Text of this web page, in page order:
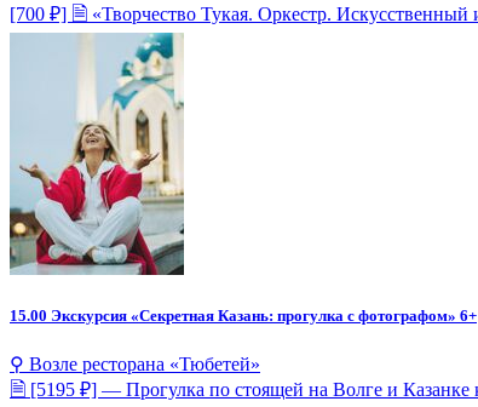
[700 ₽] 🗎 «Творчество Тукая. Оркестр. Искусственный
15.00 Экскурсия «Секретная Казань: прогулка с фотографом» 6+
⚲ Возле ресторана «Тюбетей»
🗎 [5195 ₽] — Прогулка по стоящей на Волге и Казанке